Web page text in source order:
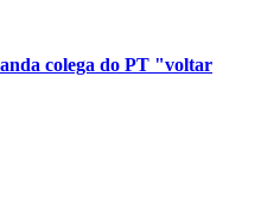
colega do PT "voltar